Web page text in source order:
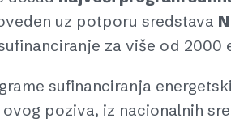
uz potporu sredstava
za više od 2000
sufinanciranja
poziva, iz nacionalnih